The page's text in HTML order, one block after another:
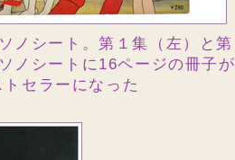
ノシート。第１集（左）と第
ノシートに16ページの冊子が
セラーになった